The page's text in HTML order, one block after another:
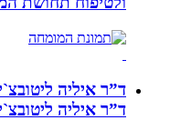
ד”ר איליה ליטובצ`יק
ד”ר איליה ליטובצ`יק